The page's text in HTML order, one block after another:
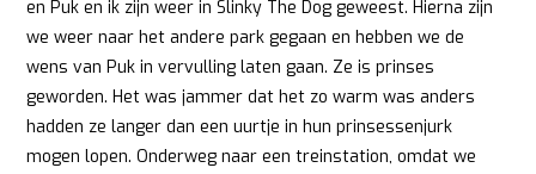
en Puk en ik zijn weer in Slinky The Dog geweest. Hierna zijn
we weer naar het andere park gegaan en hebben we de
wens van Puk in vervulling laten gaan. Ze is prinses
geworden. Het was jammer dat het zo warm was anders
hadden ze langer dan een uurtje in hun prinsessenjurk
mogen lopen. Onderweg naar een treinstation, omdat we